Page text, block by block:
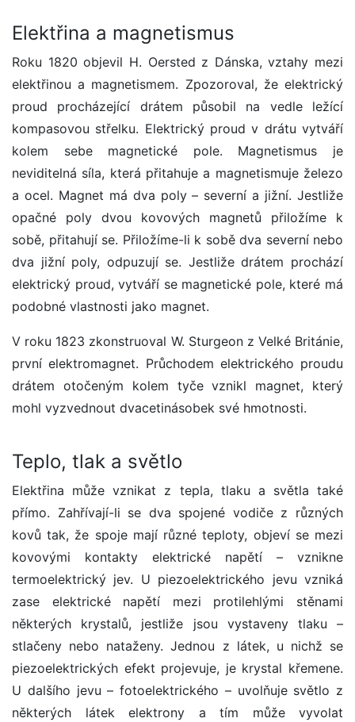
Elektřina a magnetismus
Roku 1820 objevil H. Oersted z Dánska, vztahy mezi
elektřinou a magnetismem. Zpozoroval, že elektrický
proud procházející drátem působil na vedle ležící
kompasovou střelku. Elektrický proud v drátu vytváří
kolem sebe magnetické pole. Magnetismus je
neviditelná síla, která přitahuje a magnetismuje železo
a ocel. Magnet má dva poly – severní a jižní. Jestliže
opačné poly dvou kovových magnetů přiložíme k
sobě, přitahují se. Přiložíme-li k sobě dva severní nebo
dva jižní poly, odpuzují se. Jestliže drátem prochází
elektrický proud, vytváří se magnetické pole, které má
podobné vlastnosti jako magnet.
V roku 1823 zkonstruoval W. Sturgeon z Velké Británie,
první elektromagnet. Průchodem elektrického proudu
drátem otočeným kolem tyče vznikl magnet, který
mohl vyzvednout dvacetinásobek své hmotnosti.
Teplo, tlak a světlo
Elektřina může vznikat z tepla, tlaku a světla také
přímo. Zahřívají-li se dva spojené vodiče z různých
kovů tak, že spoje mají různé teploty, objeví se mezi
kovovými kontakty elektrické napětí – vznikne
termoelektrický jev. U piezoelektrického jevu vzniká
zase elektrické napětí mezi protilehlými stěnami
některých krystalů, jestliže jsou vystaveny tlaku –
stlačeny nebo nataženy. Jednou z látek, u nichž se
piezoelektrických efekt projevuje, je krystal křemene.
U dalšího jevu – fotoelektrického – uvolňuje světlo z
některých látek elektrony a tím může vyvolat